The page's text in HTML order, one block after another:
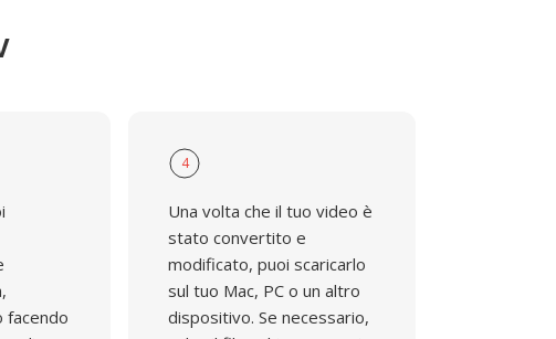
facendo
4
Una volta che il tuo video è
stato convertito e
modificato, puoi scaricarlo
sul tuo Mac, PC o un altro
dispositivo. Se necessario,